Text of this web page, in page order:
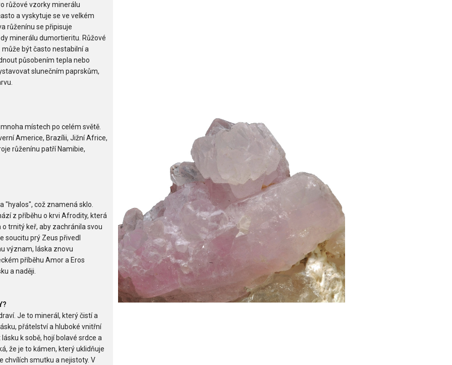
růžové vzorky minerálu
a vyskytuje se ve velkém
růženínu se připisuje
minerálu dumortieritu. Růžové
být často nestabilní a
působením tepla nebo
slunečním paprskům,
místech po celém světě.
Americe, Brazílii, Jižní Africe,
růženínu patří Namibie,
"hyalos", což znamená sklo.
z příběhu o krvi Afrodity, která
trnitý keř, aby zachránila svou
soucitu prý Zeus přivedl
význam, láska znovu
příběhu Amor a Eros
a naději.
Je to minerál, který čistí a
přátelství a hluboké vnitřní
k sobě, hojí bolavé srdce a
že je to kámen, který uklidňuje
chvílích smutku a nejistoty. V